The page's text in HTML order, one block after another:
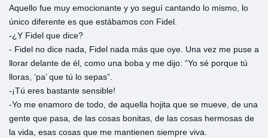
Aquello fue muy emocionante y yo seguí cantando lo mismo, lo
único diferente es que estábamos con Fidel.
-¿Y Fidel que dice?
- Fidel no dice nada, Fidel nada más que oye. Una vez me puse a
llorar delante de él, como una boba y me dijo: “Yo sé porque tú
lloras, ‘pa’ que tú lo sepas”.
-¡Tú eres bastante sensible!
-Yo me enamoro de todo, de aquella hojita que se mueve, de una
gente que pasa, de las cosas bonitas, de las cosas hermosas de
la vida, esas cosas que me mantienen siempre viva.